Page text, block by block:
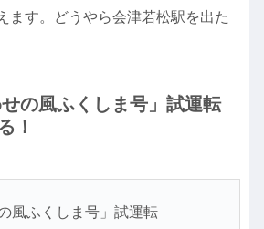
ます。どうやら会津若松駅を出た
せの風ふくしま号」試運転
！
風ふくしま号」試運転